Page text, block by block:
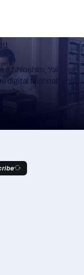
a Shloshim, Yahrzeit
digital Mishnah chart